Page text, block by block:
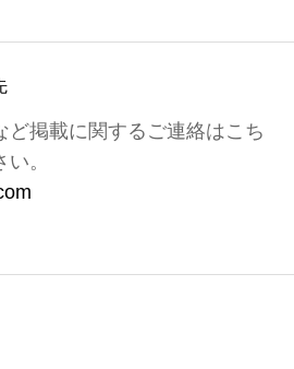
掲載に関するご連絡はこち
。